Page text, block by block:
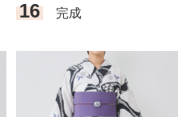
16 完成